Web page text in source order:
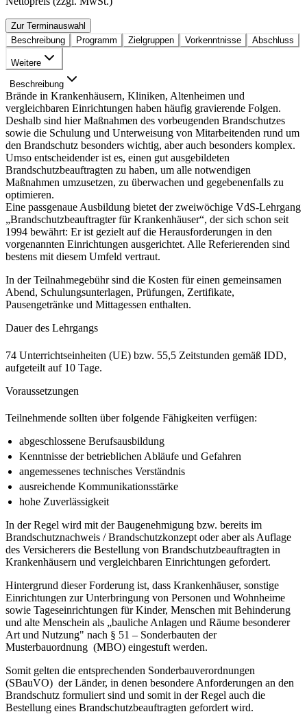
Zur Terminauswahl
Beschreibung
Programm Zielgruppen Vorkenntnisse Abschluss
Weitere
Beschreibung
Brände in Krankenhäusern, Kliniken, Altenheimen und
vergleichbaren Einrichtungen haben häufig gravierende Folgen.
Deshalb sind hier Maßnahmen des vorbeugenden Brandschutzes
sowie die Schulung und Unterweisung von Mitarbeitenden rund um
den Brandschutz besonders wichtig, aber auch besonders komplex.
Umso entscheidender ist es, einen gut ausgebildeten
Brandschutzbeauftragten zu haben, um alle notwendigen
Maßnahmen umzusetzen, zu überwachen und gegebenenfalls zu
optimieren.
Eine passgenaue Ausbildung bietet der zweiwöchige VdS-Lehrgang
„Brandschutzbeauftragter für Krankenhäuser“, der sich schon seit
1994 bewährt: Er ist gezielt auf die Herausforderungen in den
vorgenannten Einrichtungen ausgerichtet. Alle Referierenden sind
bestens mit diesem Umfeld vertraut.
In der Teilnahmegebühr sind die Kosten für einen gemeinsamen
Abend, Schulungsunterlagen, Prüfungen, Zertifikate,
Pausengetränke und Mittagessen enthalten.
Dauer des Lehrgangs
74 Unterrichtseinheiten (UE) bzw. 55,5 Zeitstunden gemäß IDD,
aufgeteilt auf 10 Tage.
Voraussetzungen
Teilnehmende sollten über folgende Fähigkeiten verfügen:
abgeschlossene Berufsausbildung
Kenntnisse der betrieblichen Abläufe und Gefahren
angemessenes technisches Verständnis
ausreichende Kommunikationsstärke
hohe Zuverlässigkeit
In der Regel wird mit der Baugenehmigung bzw. bereits im
Brandschutznachweis / Brandschutzkonzept oder aber als Auflage
des Versicherers die Bestellung von Brandschutzbeauftragten in
Krankenhäusern und vergleichbaren Einrichtungen gefordert.
Hintergrund dieser Forderung ist, dass Krankenhäuser, sonstige
Einrichtungen zur Unterbringung von Personen und Wohnheime
sowie Tageseinrichtungen für Kinder, Menschen mit Behinderung
und alte Menschein als „bauliche Anlagen und Räume besonderer
Art und Nutzung" nach § 51 – Sonderbauten der
Musterbauordnung (MBO) eingestuft werden.
Somit gelten die entsprechenden Sonderbauverordnungen
(SBauVO) der Länder, in denen besondere Anforderungen an den
Brandschutz formuliert sind und somit in der Regel auch die
Bestellung eines Brandschutzbeauftragten gefordert wird.